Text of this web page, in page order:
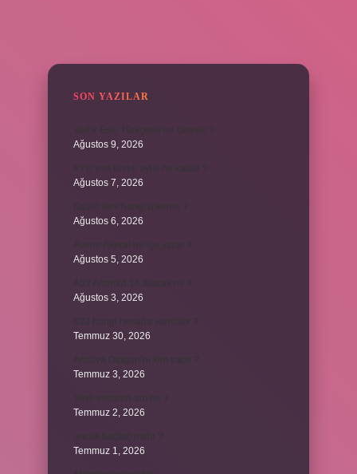
SON YAZILAR
Ağustos 9, 2026
Ağustos 7, 2026
Ağustos 6, 2026
Ağustos 5, 2026
Ağustos 3, 2026
Temmuz 30, 2026
Temmuz 3, 2026
Temmuz 2, 2026
Temmuz 1, 2026